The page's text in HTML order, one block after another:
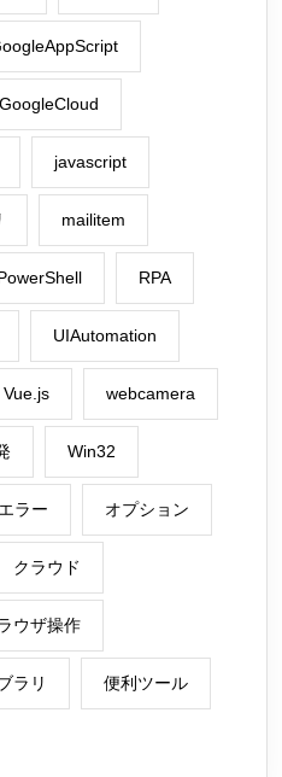
GoogleCloud
javascript
mailitem
RPA
UIAutomation
Vue.js webcamera
Win32
ラー オプション
クラウド
ウザ操作
ラリ 便利ツール